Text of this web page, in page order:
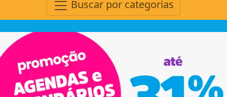
Buscar por categorias